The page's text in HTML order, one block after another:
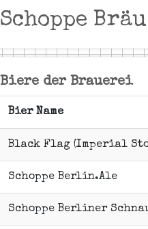
Schoppe
Biere der Brauerei
Bier Name
Black Flag (Imperial
Schoppe Berlin.Ale
Schoppe Berliner